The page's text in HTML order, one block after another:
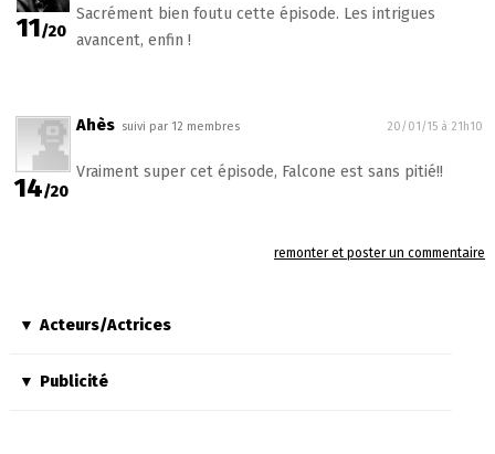
11/20
Sacrément bien foutu cette épisode. Les intrigues
avancent, enfin !
14/20
Ahès suivi par 12 membres 20/01/15 à 21h10
Vraiment super cet épisode, Falcone est sans pitié!!
remonter et poster un commentaire
Acteurs/Actrices
Publicité